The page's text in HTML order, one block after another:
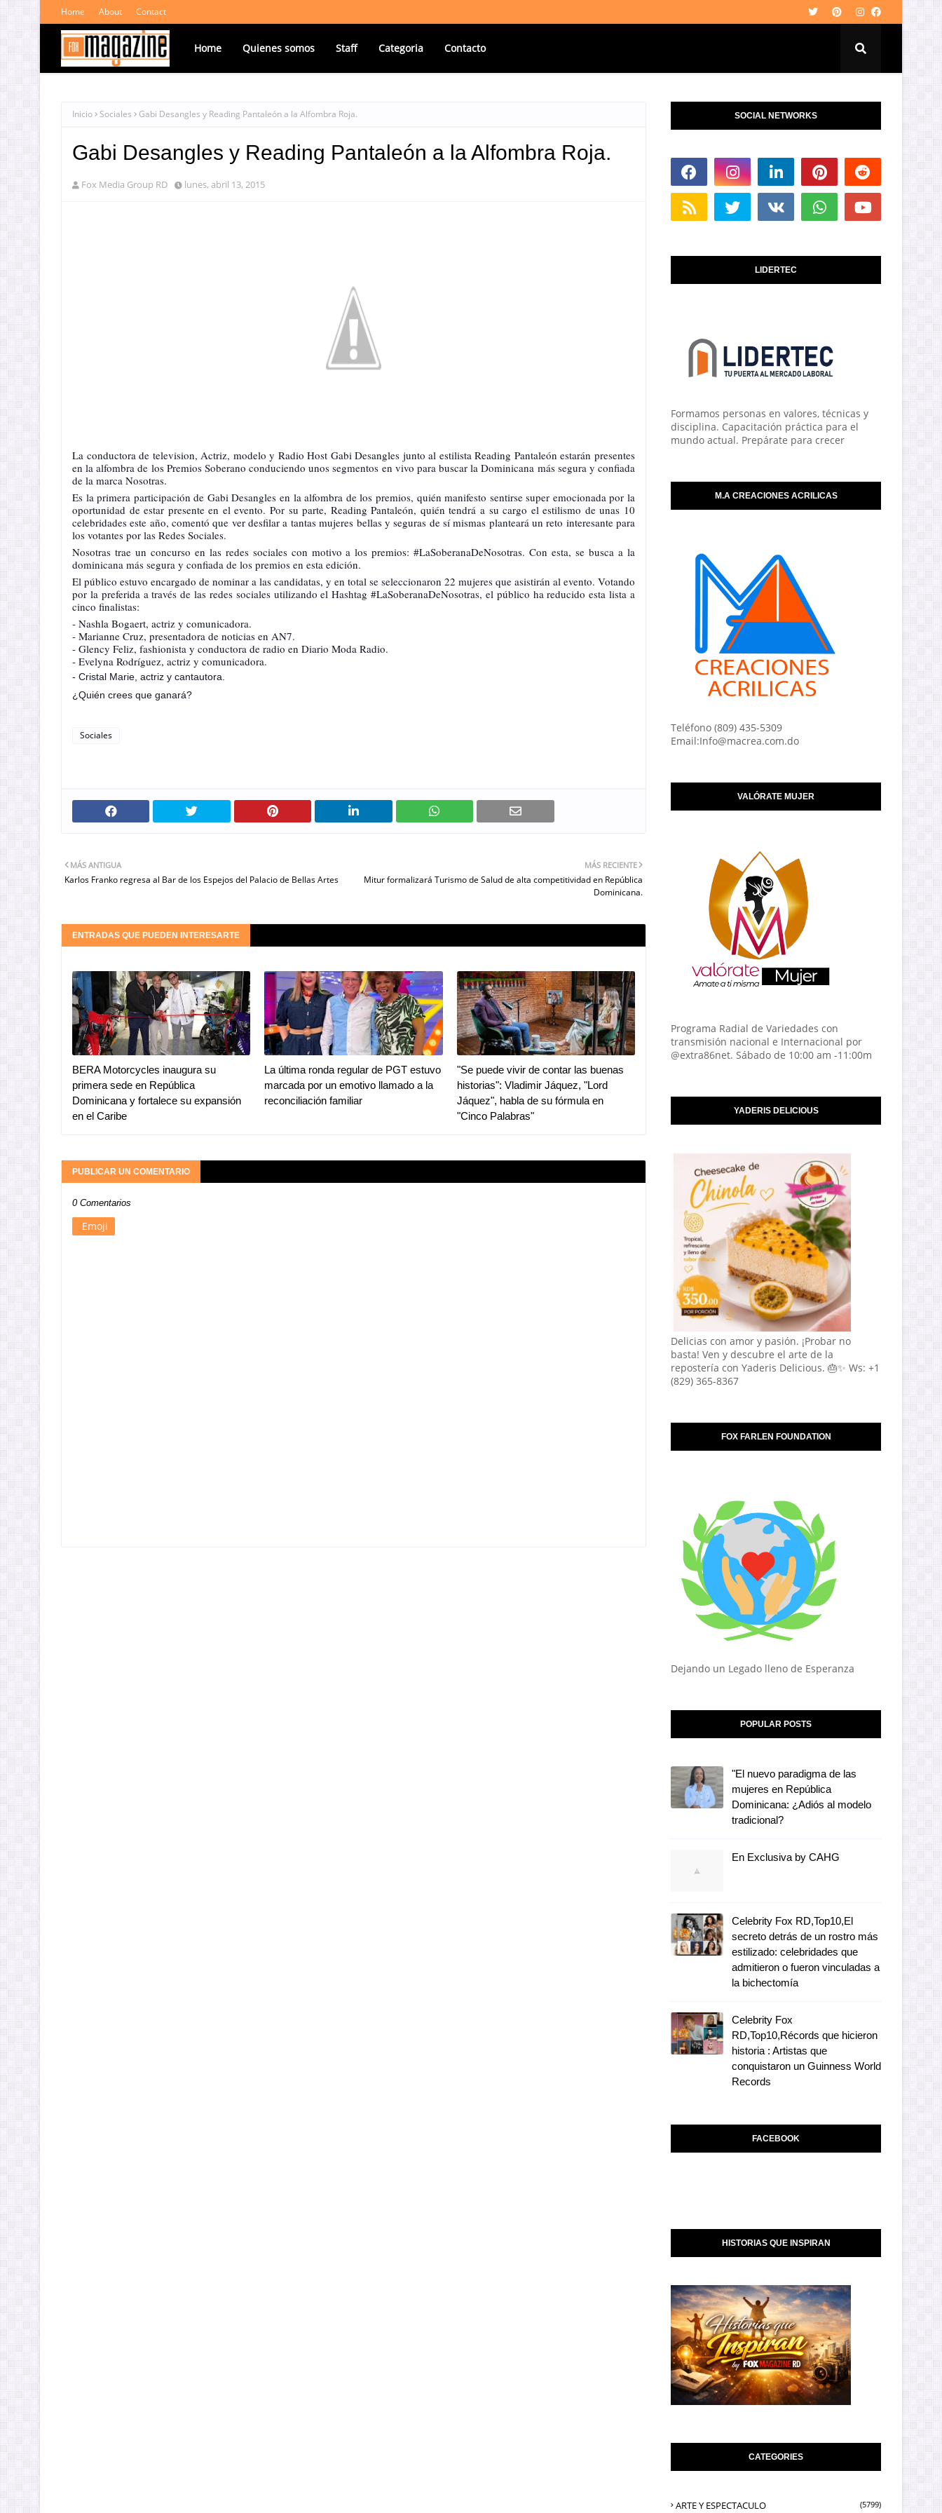
Home About Contact
Home Quienes somos Staff Categoria Contacto
Inicio Sociales Gabi Desangles y Reading Pantaleón a la Alfombra Roja.
Gabi Desangles y Reading Pantaleón a la Alfombra Roja.
Fox Media Group RD lunes, abril 13, 2015
La conductora de television, Actriz, modelo y Radio Host Gabi Desangles junto al estilista Reading Pantaleón estarán presentes
en la alfombra de los Premios Soberano conduciendo unos segmentos en vivo para buscar la Dominicana más segura y confiada
de la marca Nosotras.
Es la primera participación de Gabi Desangles en la alfombra de los premios, quién manifesto sentirse super emocionada por la
oportunidad de estar presente en el evento. Por su parte, Reading Pantaleón, quién tendrá a su cargo el estilismo de unas 10
celebridades este año, comentó que ver desfilar a tantas mujeres bellas y seguras de sí mismas planteará un reto interesante para
los votantes por las Redes Sociales.
Nosotras trae un concurso en las redes sociales con motivo a los premios: #LaSoberanaDeNosotras. Con esta, se busca a la
dominicana más segura y confiada de los premios en esta edición.
El público estuvo encargado de nominar a las candidatas, y en total se seleccionaron 22 mujeres que asistirán al evento. Votando
por la preferida a través de las redes sociales utilizando el Hashtag #LaSoberanaDeNosotras, el público ha reducido esta lista a
cinco finalistas:
- Nashla Bogaert, actriz y comunicadora.
- Marianne Cruz, presentadora de noticias en AN7.
- Glency Feliz, fashionista y conductora de radio en Diario Moda Radio.
- Evelyna Rodríguez, actriz y comunicadora.
- Cristal Marie, actriz y cantautora.
¿Quién crees que ganará?
Sociales
MÁS RECIENTE
Mitur formalizará Turismo de Salud de alta competitividad en República
Dominicana.
MÁS ANTIGUA
Karlos Franko regresa al Bar de los Espejos del Palacio de Bellas Artes
ENTRADAS QUE PUEDEN INTERESARTE
BERA Motorcycles inaugura su
primera sede en República
Dominicana y fortalece su expansión
en el Caribe
La última ronda regular de PGT estuvo
marcada por un emotivo llamado a la
reconciliación familiar
"Se puede vivir de contar las buenas
historias": Vladimir Jáquez, "Lord
Jáquez", habla de su fórmula en
"Cinco Palabras"
PUBLICAR UN COMENTARIO
0 Comentarios
Emoji
SOCIAL NETWORKS
LIDERTEC
Formamos personas en valores, técnicas y
disciplina. Capacitación práctica para el
mundo actual. Prepárate para crecer
M.A CREACIONES ACRILICAS
Teléfono (809) 435-5309
Email:Info@macrea.com.do
VALÓRATE MUJER
Programa Radial de Variedades con
transmisión nacional e Internacional por
@extra86net. Sábado de 10:00 am -11:00m
YADERIS DELICIOUS
Delicias con amor y pasión. ¡Probar no
basta! Ven y descubre el arte de la
repostería con Yaderis Delicious. 🎂✨ Ws: +1
(829) 365-8367
FOX FARLEN FOUNDATION
Dejando un Legado lleno de Esperanza
POPULAR POSTS
"El nuevo paradigma de las
mujeres en República
Dominicana: ¿Adiós al modelo
tradicional?
En Exclusiva by CAHG
Celebrity Fox RD,Top10,El
secreto detrás de un rostro más
estilizado: celebridades que
admitieron o fueron vinculadas a
la bichectomía
Celebrity Fox
RD,Top10,Récords que hicieron
historia : Artistas que
conquistaron un Guinness World
Records
FACEBOOK
HISTORIAS QUE INSPIRAN
CATEGORIES
ARTE Y ESPECTACULO (5799)